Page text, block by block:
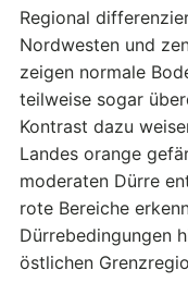
Regional
Nordwesten und
zeigen normale
teilweise sogar
Kontrast dazu
Landes orange
moderaten Dürre
rote Bereiche
Dürrebedingungen
östlichen